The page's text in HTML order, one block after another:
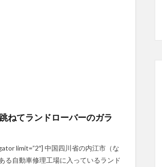
ねてランドローバーのガラ
limit=”2″] 中国四川省の内江市（な
る自動車修理工場に入っているランド